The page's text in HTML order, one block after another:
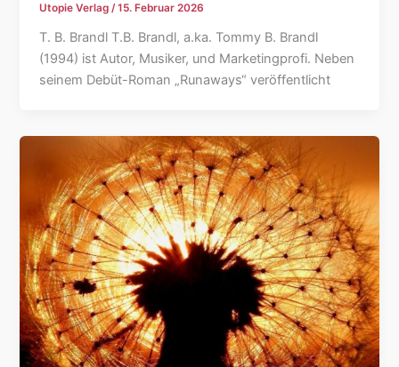
Utopie Verlag/15. Februar 2026
T. B. Brandl T.B. Brandl, a.ka. Tommy B. Brandl
(1994) ist Autor, Musiker, und Marketingprofi. Neben
seinem Debüt-Roman „Runaways“ veröffentlicht